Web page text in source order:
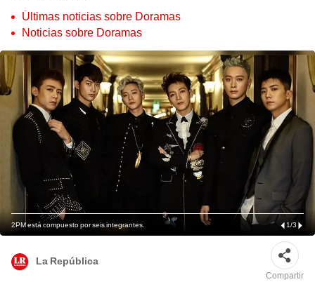
Últimas noticias sobre Doramas
Noticias sobre Doramas
2PM está compuesto por seis integrantes. 1/3
La República
Compartir